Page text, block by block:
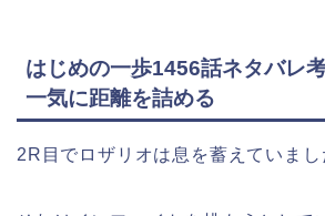
はじめの一歩1456話ネタバレ
一気に距離を詰める
2R目でロザリオは息を蓄えていまし